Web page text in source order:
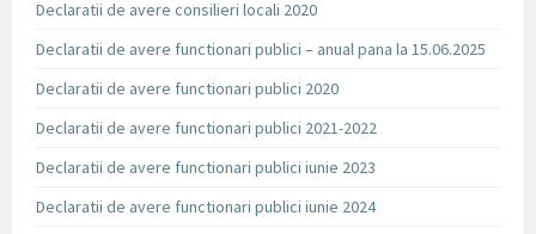
Declaratii de avere consilieri locali 2020
Declaratii de avere functionari publici – anual pana la 15.06.2025
Declaratii de avere functionari publici 2020
Declaratii de avere functionari publici 2021-2022
Declaratii de avere functionari publici iunie 2023
Declaratii de avere functionari publici iunie 2024